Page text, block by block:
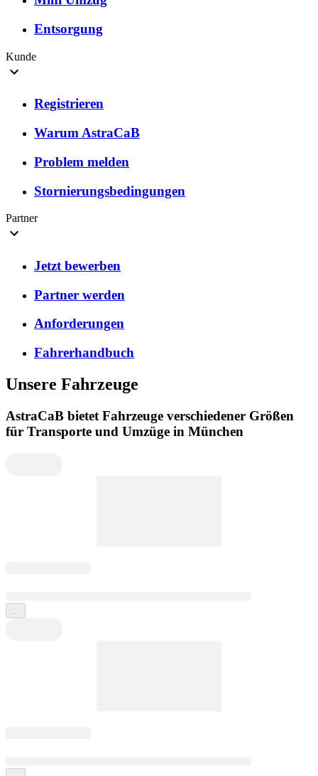
Entsorgung
Kunde
Registrieren
Warum AstraCaB
Problem melden
Stornierungsbedingungen
Partner
Jetzt bewerben
Partner werden
Anforderungen
Fahrerhandbuch
Unsere Fahrzeuge
AstraCaB bietet Fahrzeuge verschiedener Größen
für Transporte und Umzüge in München